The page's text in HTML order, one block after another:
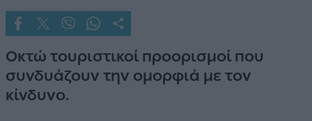
Οκτώ τουριστικοί προορισμοί που
συνδυάζουν την ομορφιά με τον
κίνδυνο.